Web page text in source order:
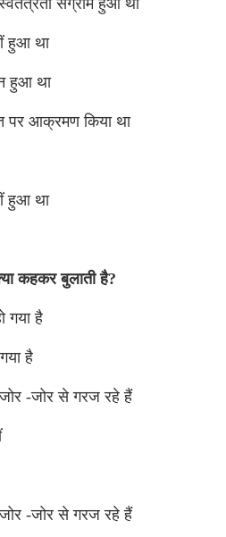
संग्राम हुआ था
हुआ था
हुआ था
पर आक्रमण किया था
हुआ था
कहकर बुलाती है?
गया है
है
-जोर से गरज रहे हैं
-जोर से गरज रहे हैं